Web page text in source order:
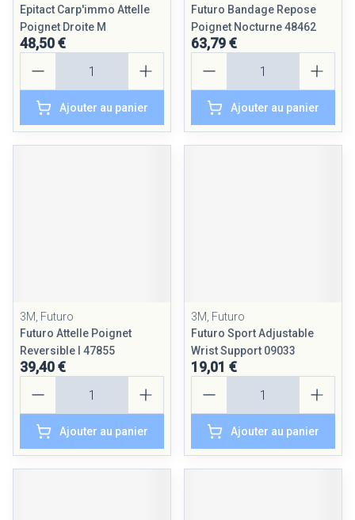
Epitact Carp'immo Attelle
Poignet Droite M
48,50 €
Ajouter au panier
Futuro Bandage Repose
Poignet Nocturne 48462
63,79 €
Ajouter au panier
3M, Futuro
Futuro Attelle Poignet
Reversible l 47855
39,40 €
Ajouter au panier
3M, Futuro
Futuro Sport Adjustable
Wrist Support 09033
19,01 €
Ajouter au panier